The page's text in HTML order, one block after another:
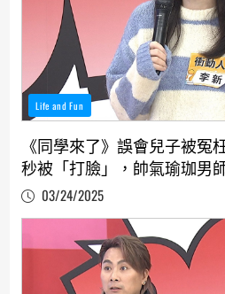
Life and Fun
《同學來了》誤會兒子被冤
秒被「打臉」，帥氣瑜珈男
間睡」何妤玟羞曝答案
03/24/2025